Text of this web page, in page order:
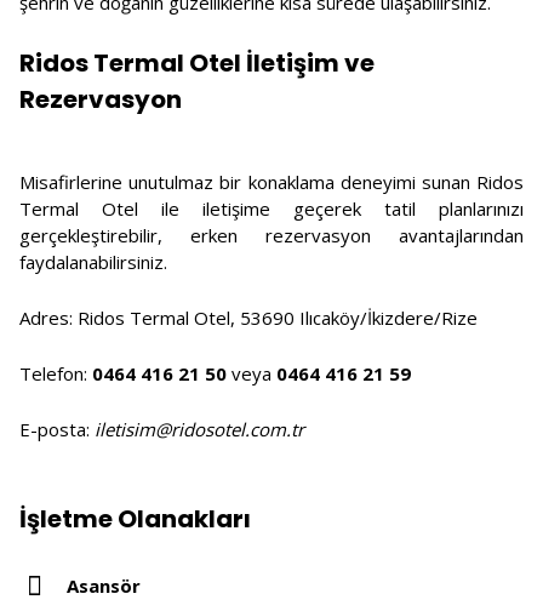
Ridos Termal Otel İletişim ve
Rezervasyon
Misafirlerine unutulmaz bir konaklama deneyimi sunan Ridos
Termal Otel ile iletişime geçerek tatil planlarınızı
gerçekleştirebilir, erken rezervasyon avantajlarından
faydalanabilirsiniz.
Adres: Ridos Termal Otel, 53690 Ilıcaköy/İkizdere/Rize
Telefon: 0464 416 21 50 veya 0464 416 21 59
E-posta: iletisim@ridosotel.com.tr
İşletme Olanakları
Asansör